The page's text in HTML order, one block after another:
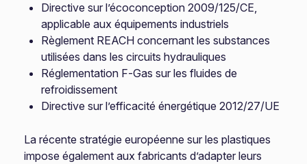
Directive sur l’écoconception 2009/125/CE,
applicable aux équipements industriels
Règlement REACH concernant les substances
utilisées dans les circuits hydrauliques
Réglementation F-Gas sur les fluides de
refroidissement
Directive sur l’efficacité énergétique 2012/27/UE
La récente stratégie européenne sur les plastiques
impose également aux fabricants d’adapter leurs